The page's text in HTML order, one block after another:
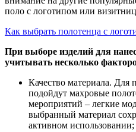
поло с логотипом или
Как выбрать полотенца с
При выборе изделий для
учитывать несколько
Качество материала. Для
подойдут махровые
мероприятий – легкие
выбранный материал
активном использовании;